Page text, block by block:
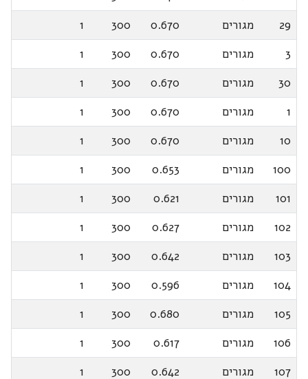
29
מגורים 0.670
300
1
3
מגורים 0.670
300
1
30
מגורים 0.670
300
1
1
מגורים 0.670
300
1
10
מגורים 0.670
300
1
100
מגורים 0.653
300
1
101
מגורים 0.621
300
1
102
מגורים 0.627
300
1
103
מגורים 0.642
300
1
104
מגורים 0.596
300
1
105
מגורים 0.680
300
1
106
מגורים 0.617
300
1
107
מגורים 0.642
300
1